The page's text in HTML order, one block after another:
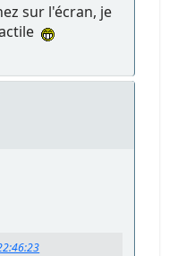
sur l'écran, je